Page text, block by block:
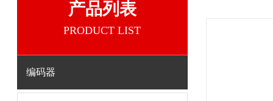
产品列表
PRODUCT LIST
编码器